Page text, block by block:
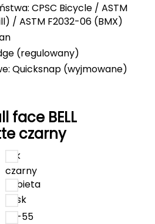
CPSC Bicycle / ASTM
/ ASTM F2032-06 (BMX)
(regulowany)
Quicksnap (wyjmowane)
face BELL
czarny
tak
czarny
kobieta
kask
53-55